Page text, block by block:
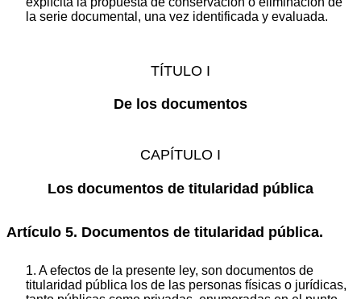
la serie documental, una vez identificada y evaluada.
TÍTULO I
De los documentos
CAPÍTULO I
Los documentos de titularidad pública
Artículo 5. Documentos de titularidad pública.
1. A efectos de la presente ley, son documentos de
titularidad pública los de las personas físicas o jurídicas,